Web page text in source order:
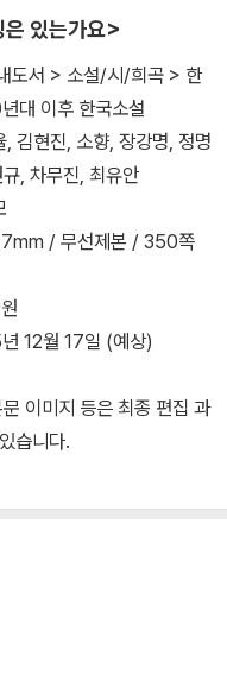
있는가요>
도서 > 소설/시/희곡 > 한
대 이후 한국소설
김현진, 소향, 장강명, 정명
, 차무진, 최유안
/ 무선제본 / 350쪽
12월 17일 (예상)
이미지 등은 최종 편집 과
습니다.